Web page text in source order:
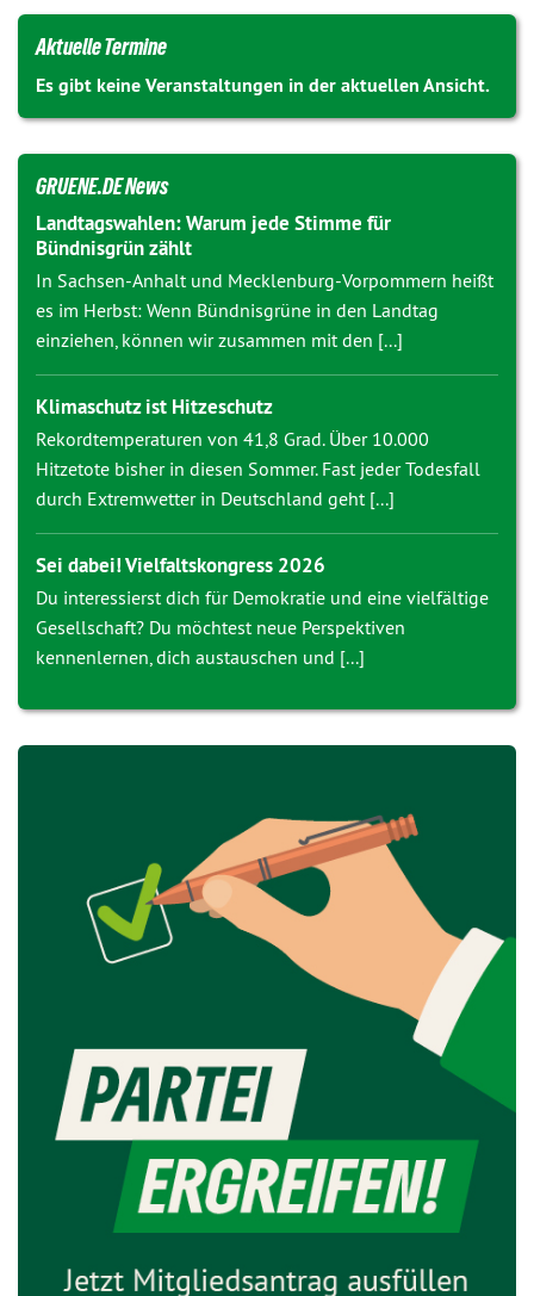
Aktuelle Termine
Es gibt keine Veranstaltungen in der aktuellen Ansicht.
GRUENE.DE News
Landtagswahlen: Warum jede Stimme für
Bündnisgrün zählt
In Sachsen-Anhalt und Mecklenburg-Vorpommern heißt
es im Herbst: Wenn Bündnisgrüne in den Landtag
einziehen, können wir zusammen mit den [...]
Klimaschutz ist Hitzeschutz
Rekordtemperaturen von 41,8 Grad. Über 10.000
Hitzetote bisher in diesen Sommer. Fast jeder Todesfall
durch Extremwetter in Deutschland geht [...]
Sei dabei! Vielfaltskongress 2026
Du interessierst dich für Demokratie und eine vielfältige
Gesellschaft? Du möchtest neue Perspektiven
kennenlernen, dich austauschen und [...]